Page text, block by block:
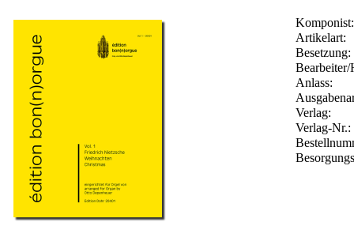
Komponist:
Artikelart:
Besetzung:
Bearbeiter/
Anlass:
Verlag:
Verlag-Nr.: